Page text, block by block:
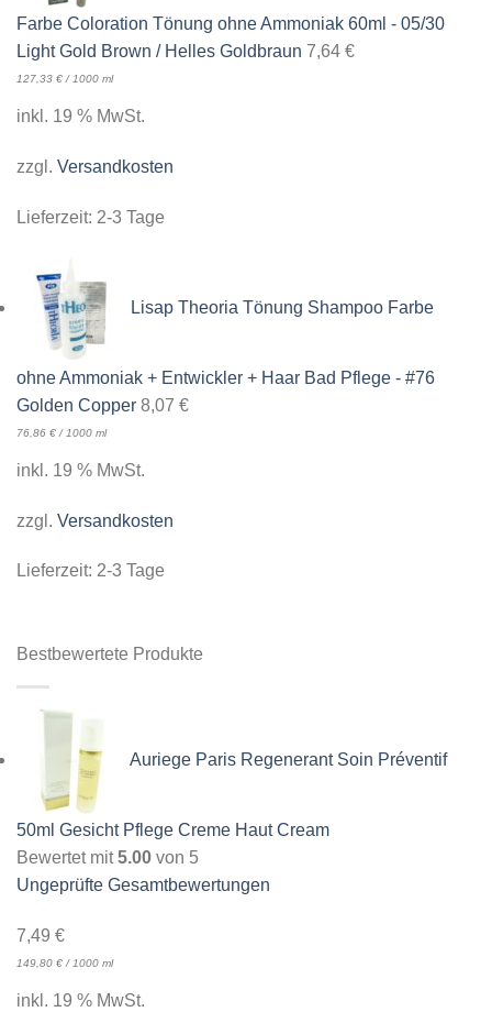
Farbe Coloration Tönung ohne Ammoniak 60ml - 05/30
Light Gold Brown / Helles Goldbraun 7,64 €
127,33 €/1000 ml
inkl. 19 % MwSt.
zzgl. Versandkosten
Lieferzeit: 2-3 Tage
Lisap Theoria Tönung Shampoo Farbe
ohne Ammoniak + Entwickler + Haar Bad Pflege - #76
Golden Copper 8,07 €
76,86 € / 1000 ml
inkl. 19 % MwSt.
zzgl. Versandkosten
Lieferzeit: 2-3 Tage
Bestbewertete Produkte
Auriege Paris Regenerant Soin Préventif
50ml Gesicht Pflege Creme Haut Cream
Bewertet mit5.00 von 5
Ungeprüfte Gesamtbewertungen
7,49 €
149,80 € / 1000 ml
inkl. 19 % MwSt.